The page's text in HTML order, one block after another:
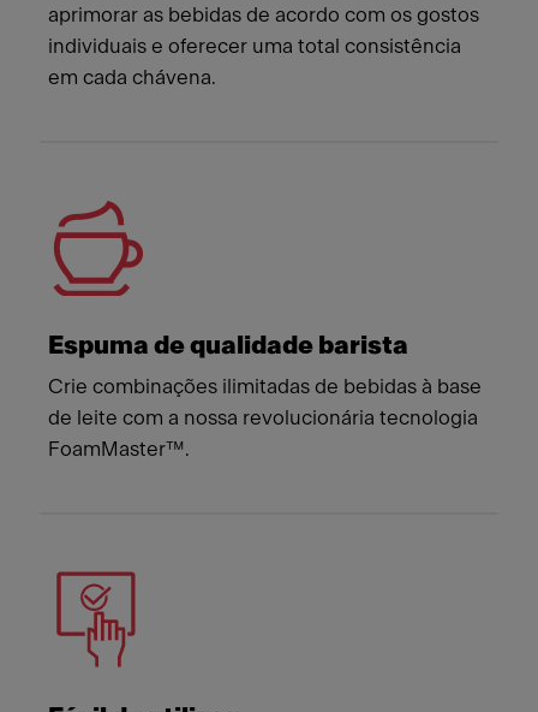
aprimorar as bebidas de acordo com os gostos
individuais e oferecer uma total consistência
em cada chávena.
Espuma de qualidade barista
Crie combinações ilimitadas de bebidas à base
de leite com a nossa revolucionária tecnologia
FoamMaster™.